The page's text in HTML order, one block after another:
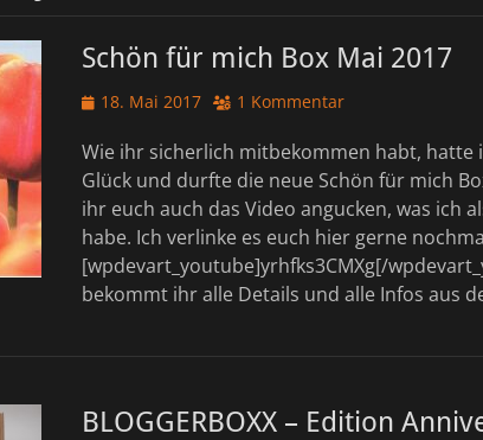
Schön für mich Box Mai 2017
Veröffentlicht
18. Mai 2017 1 Kommentar
Wie ihr sicherlich mitbekommen habt, hatte
Glück und durfte die neue Schön für mich
ihr euch auch das Video angucken, was ich
habe. Ich verlinke es euch hier gerne
[wpdevart_youtube]yrhfks3CMXg[/
bekommt ihr alle Details und alle Infos aus
BLOGGERBOXX – Edition